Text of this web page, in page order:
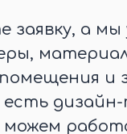
заявку, а
и
есть
можем